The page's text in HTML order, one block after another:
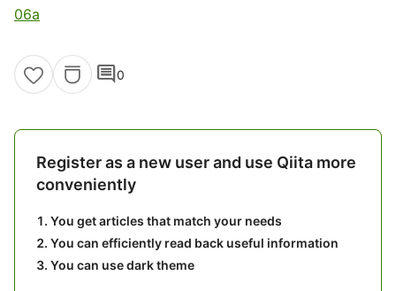
06a
comment0
Register as a new user and use Qiita more
conveniently
You get articles that match your needs
You can efficiently read back useful information
You can use dark theme